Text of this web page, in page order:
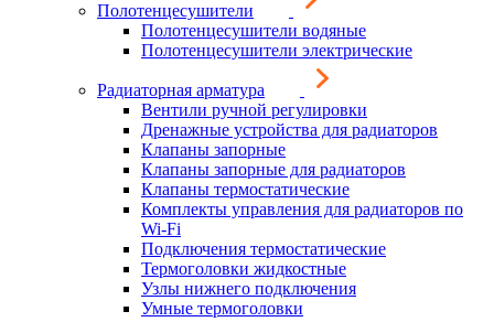
Полотенцесушители
Полотенцесушители водяные
Полотенцесушители электрические
Радиаторная арматура
Вентили ручной регулировки
Дренажные устройства для радиаторов
Клапаны запорные
Клапаны запорные для радиаторов
Клапаны термостатические
Комплекты управления для радиаторов по
Wi-Fi
Подключения термостатические
Термоголовки жидкостные
Узлы нижнего подключения
Умные термоголовки